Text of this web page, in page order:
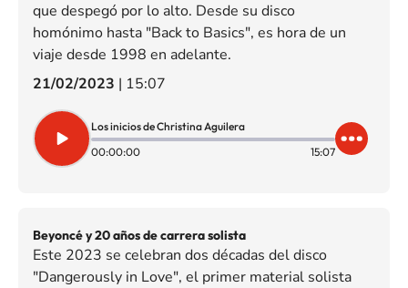
que despegó por lo alto. Desde su disco
homónimo hasta "Back to Basics", es hora de un
viaje desde 1998 en adelante.
21/02/2023 | 15:07
Los inicios de Christina Aguilera
00:00:00
15:07
Beyoncé y 20 años de carrera solista
Este 2023 se celebran dos décadas del disco
"Dangerously in Love", el primer material solista